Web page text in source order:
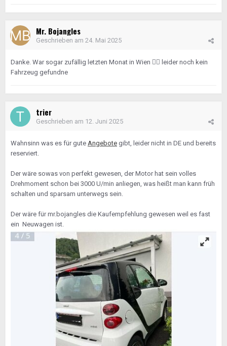
Mr. Bojangles
Geschrieben am 24. Mai 2025
Danke. War sogar zufällig letzten Monat in Wien 👍🏼 leider noch kein
Fahrzeug gefundne
trier
Geschrieben am 12. Juni 2025
Wahnsinn was es für gute Angebote gibt, leider nicht in DE und bereits
reserviert.
Der wäre sowas von perfekt gewesen, der Motor hat sein volles
Drehmoment schon bei 3000 U/min anliegen, was heißt man kann früh
schalten und sparsam unterwegs sein.
Der wäre für mr.bojangles die Kaufempfehlung gewesen weil es fast
ein Neuwagen ist.